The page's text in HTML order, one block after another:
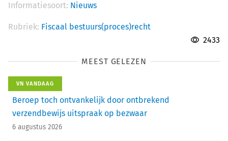
Informatiesoort: Nieuws
Rubriek: Fiscaal bestuurs(proces)recht
2433
MEEST GELEZEN
VN VANDAAG
Beroep toch ontvankelijk door ontbrekend
verzendbewijs uitspraak op bezwaar
6 augustus 2026